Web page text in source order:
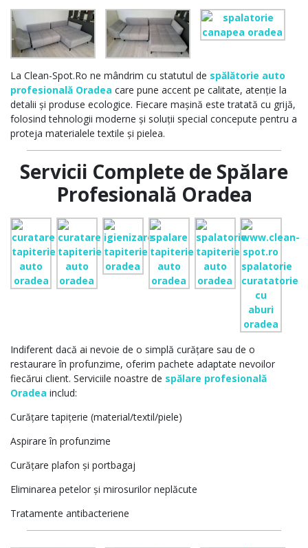
La Clean-Spot.Ro ne mândrim cu statutul de spălătorie auto
profesională Oradea care pune accent pe calitate, atenție la
detalii și produse ecologice. Fiecare mașină este tratată cu grijă,
folosind tehnologii moderne și soluții special concepute pentru a
proteja materialele textile și pielea.
Servicii Complete de Spălare
Profesională Oradea
Indiferent dacă ai nevoie de o simplă curățare sau de o
restaurare în profunzime, oferim pachete adaptate nevoilor
fiecărui client. Serviciile noastre de spălare profesională
Oradea includ:
Curățare tapițerie (material/textil/piele)
Aspirare în profunzime
Curățare plafon și portbagaj
Eliminarea petelor și mirosurilor neplăcute
Tratamente antibacteriene